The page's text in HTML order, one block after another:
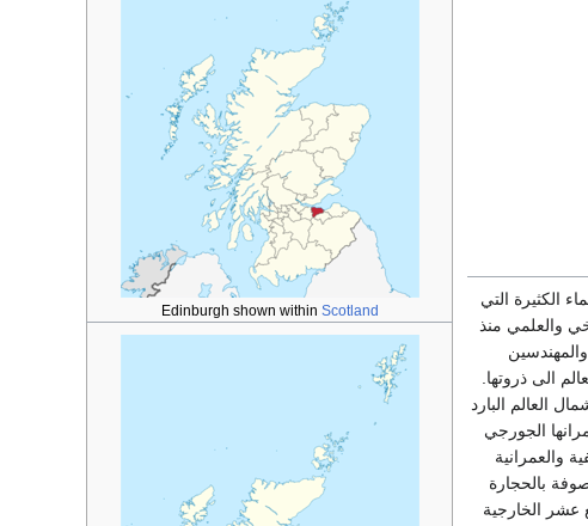
Edinburgh shown within Scotland
الكثيرة التي
والعلمي منذ
الى ذروتها.
العالم البارد
الجورجي
والعمرانية
بالحجارة
عشر الخارجية